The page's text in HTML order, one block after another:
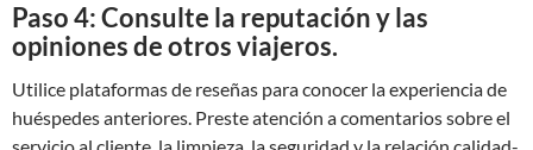
Paso 4: Consulte la reputación y las
opiniones de otros viajeros.
Utilice plataformas de reseñas para conocer la experiencia de
huéspedes anteriores. Preste atención a comentarios sobre el